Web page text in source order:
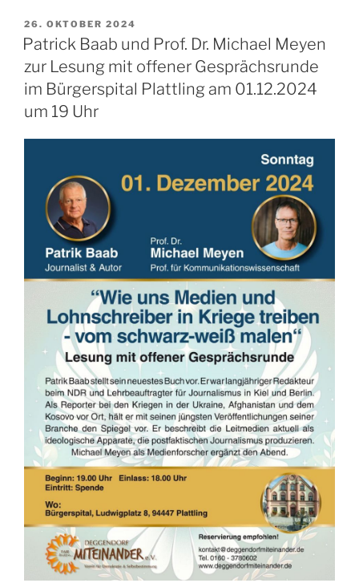
VERÖFFENTLICHT
AM
26. OKTOBER 2024
Patrick Baab und Prof. Dr. Michael Meyen
zur Lesung mit offener Gesprächsrunde
im Bürgerspital Plattling am 01.12.2024
um 19 Uhr